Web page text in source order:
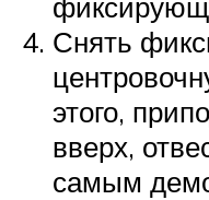
Снять
этого,
вверх,
самым